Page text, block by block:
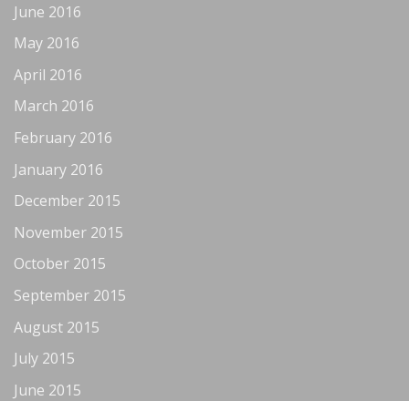
June 2016
May 2016
April 2016
March 2016
February 2016
January 2016
December 2015
November 2015
October 2015
September 2015
August 2015
July 2015
June 2015